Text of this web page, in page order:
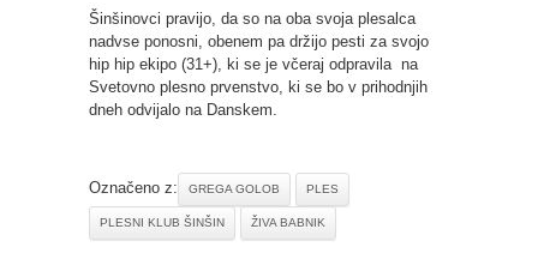
Šinšinovci pravijo, da so na oba svoja plesalca
nadvse ponosni, obenem pa držijo pesti za svojo
hip hip ekipo (31+), ki se je včeraj odpravila na
Svetovno plesno prvenstvo, ki se bo v prihodnjih
dneh odvijalo na Danskem.
Označeno z: GREGA GOLOB PLES
PLESNI KLUB ŠINŠIN ŽIVA BABNIK